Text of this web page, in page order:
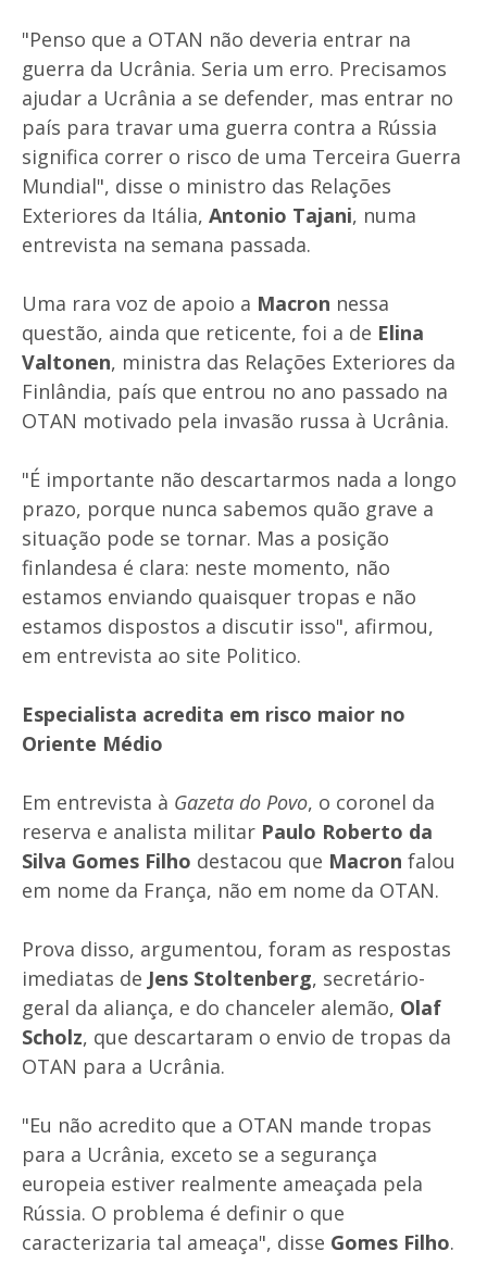
"Penso que a OTAN não deveria entrar na
guerra da Ucrânia. Seria um erro. Precisamos
ajudar a Ucrânia a se defender, mas entrar no
país para travar uma guerra contra a Rússia
significa correr o risco de uma Terceira Guerra
Mundial", disse o ministro das Relações
Exteriores da Itália, Antonio Tajani, numa
entrevista na semana passada.
Uma rara voz de apoio a Macron nessa
questão, ainda que reticente, foi a de Elina
Valtonen, ministra das Relações Exteriores da
Finlândia, país que entrou no ano passado na
OTAN motivado pela invasão russa à Ucrânia.
"É importante não descartarmos nada a longo
prazo, porque nunca sabemos quão grave a
situação pode se tornar. Mas a posição
finlandesa é clara: neste momento, não
estamos enviando quaisquer tropas e não
estamos dispostos a discutir isso", afirmou,
em entrevista ao site Politico.
Especialista acredita em risco maior no
Oriente Médio
Em entrevista à Gazeta do Povo, o coronel da
reserva e analista militar Paulo Roberto da
Silva Gomes Filho destacou que Macron falou
em nome da França, não em nome da OTAN.
Prova disso, argumentou, foram as respostas
imediatas de Jens Stoltenberg, secretário-
geral da aliança, e do chanceler alemão, Olaf
Scholz, que descartaram o envio de tropas da
OTAN para a Ucrânia.
"Eu não acredito que a OTAN mande tropas
para a Ucrânia, exceto se a segurança
europeia estiver realmente ameaçada pela
Rússia. O problema é definir o que
caracterizaria tal ameaça", disse Gomes Filho.